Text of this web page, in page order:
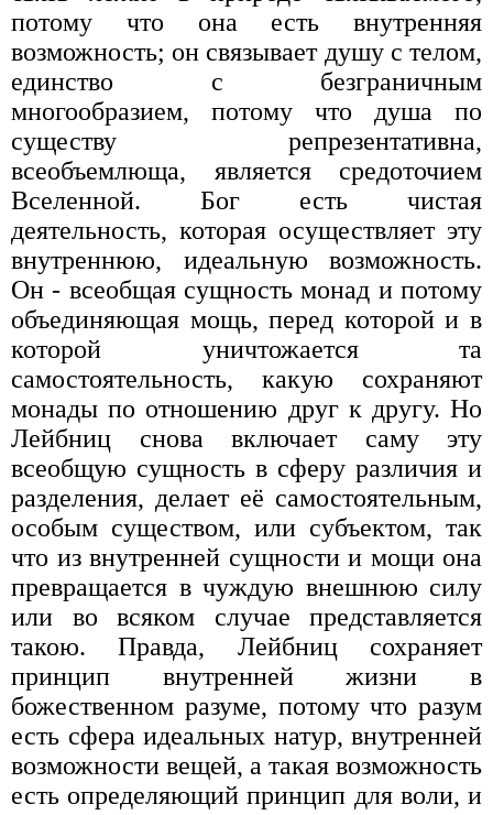
потому что она есть внутренняя
возможность; он связывает душу с телом,
единство с безграничным
многообразием, потому что душа по
существу репрезентативна,
всеобъемлюща, является средоточием
Вселенной. Бог есть чистая
деятельность, которая осуществляет эту
внутреннюю, идеальную возможность.
Он - всеобщая сущность монад и потому
объединяющая мощь, перед которой и в
которой уничтожается та
самостоятельность, какую сохраняют
монады по отношению друг к другу. Но
Лейбниц снова включает саму эту
всеобщую сущность в сферу различия и
разделения, делает её самостоятельным,
особым существом, или субъектом, так
что из внутренней сущности и мощи она
превращается в чуждую внешнюю силу
или во всяком случае представляется
такою. Правда, Лейбниц сохраняет
принцип внутренней жизни в
божественном разуме, потому что разум
есть сфера идеальных натур, внутренней
возможности вещей, а такая возможность
есть определяющий принцип для воли, и